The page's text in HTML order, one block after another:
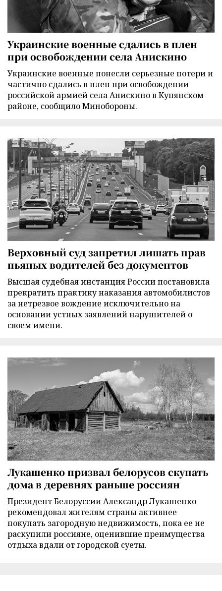
Украинские военные сдались в плен
при освобождении села Анискино
Украинские военные понесли серьезные потери и
частично сдались в плен при освобождении
российской армией села Анискино в Купянском
районе, сообщило Минобороны.
Верховный суд запретил лишать прав
пьяных водителей без документов
Высшая судебная инстанция России постановила
прекратить практику наказания автомобилистов
за нетрезвое вождение исключительно на
основании устных заявлений нарушителей о
своем имени.
Лукашенко призвал белорусов скупать
дома в деревнях раньше россиян
Президент Белоруссии Александр Лукашенко
рекомендовал жителям страны активнее
покупать загородную недвижимость, пока ее не
раскупили россияне, оценившие преимущества
отдыха вдали от городской суеты.